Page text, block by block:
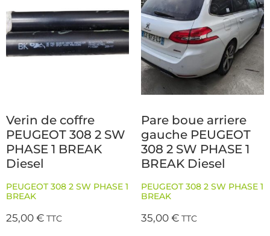
Verin de coffre
PEUGEOT 308 2 SW
PHASE 1 BREAK
Diesel
PEUGEOT 308 2 SW PHASE 1
BREAK
25,00€ TTC
Pare boue arriere
gauche PEUGEOT
308 2 SW PHASE 1
BREAK Diesel
PEUGEOT 308 2 SW PHASE 1
BREAK
35,00€ TTC